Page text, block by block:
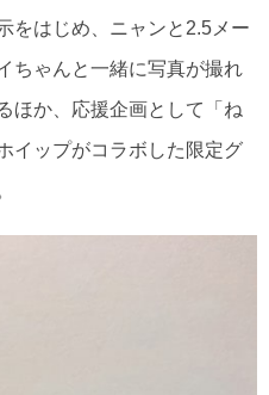
をはじめ、ニャンと2.5メー
ちゃんと一緒に写真が撮れ
ほか、応援企画として「ね
イップがコラボした限定グ